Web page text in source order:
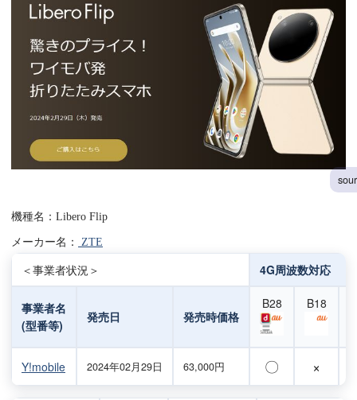
機種名：Libero Flip
メーカー名： ZTE
＜事業者状況＞ 4G周波数対応
事業者名
(型番等)
発売日 発売時価格
B28 B18
Y!mobile 2024年02月29日 63,000円 〇 ×